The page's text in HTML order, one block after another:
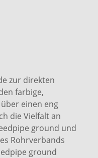
zur direkten
farbige,
einen eng
die Vielfalt an
ground und
Rohrverbands
ground